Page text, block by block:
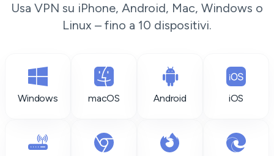
Usa VPN su iPhone, Android, Mac, Windows o
Linux – fino a 10 dispositivi.
Windows macOS Android iOS